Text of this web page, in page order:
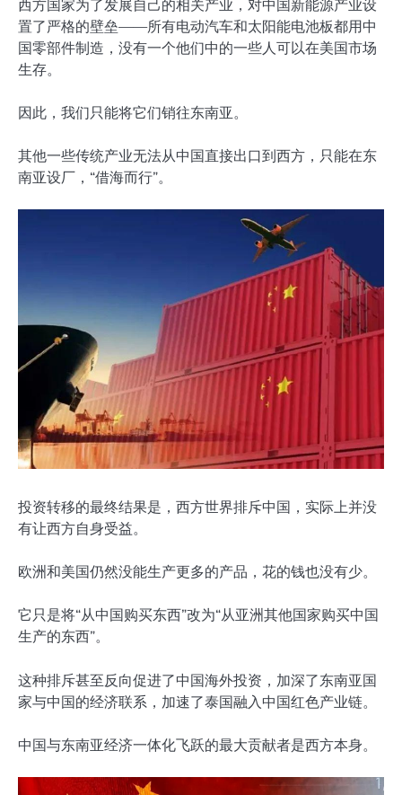
西方国家为了发展自己的相关产业，对中国新能源产业设
置了严格的壁垒——所有电动汽车和太阳能电池板都用中
国零部件制造，没有一个他们中的一些人可以在美国市场
生存。
因此，我们只能将它们销往东南亚。
其他一些传统产业无法从中国直接出口到西方，只能在东
南亚设厂，“借海而行”。
投资转移的最终结果是，西方世界排斥中国，实际上并没
有让西方自身受益。
欧洲和美国仍然没能生产更多的产品，花的钱也没有少。
它只是将“从中国购买东西”改为“从亚洲其他国家购买中国
生产的东西”。
这种排斥甚至反向促进了中国海外投资，加深了东南亚国
家与中国的经济联系，加速了泰国融入中国红色产业链。
中国与东南亚经济一体化飞跃的最大贡献者是西方本身。